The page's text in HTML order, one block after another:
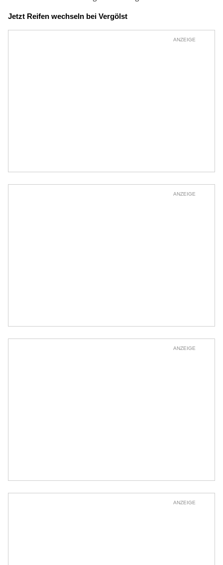
Jetzt Reifen wechseln bei Vergölst
ANZEIGE
ANZEIGE
ANZEIGE
ANZEIGE